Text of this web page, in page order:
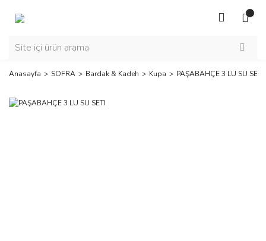
Anasayfa SOFRA Bardak & Kadeh Kupa PAŞABAHÇE 3 LU SU SETI